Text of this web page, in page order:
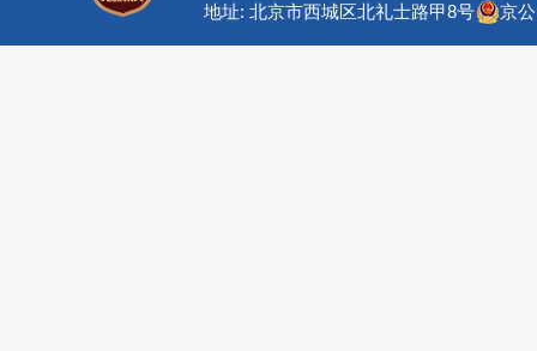
地址: 北京市西城区北礼士路甲8号
京